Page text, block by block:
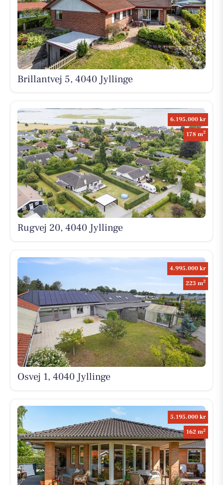
Brillantvej 5, 4040 Jyllinge
6.195.000 kr
178 m2
Rugvej 20, 4040 Jyllinge
4.995.000 kr
223 m2
Osvej 1, 4040 Jyllinge
5.195.000 kr
162 m2